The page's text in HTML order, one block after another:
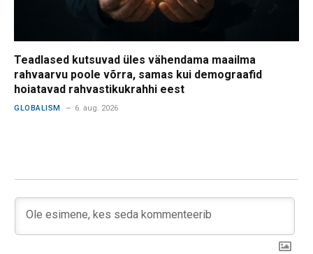
Teadlased kutsuvad üles vähendama maailma
rahvaarvu poole võrra, samas kui demograafid
hoiatavad rahvastikukrahhi eest
GLOBALISM 6. aug. 2026